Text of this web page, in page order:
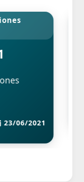
de
2019
de